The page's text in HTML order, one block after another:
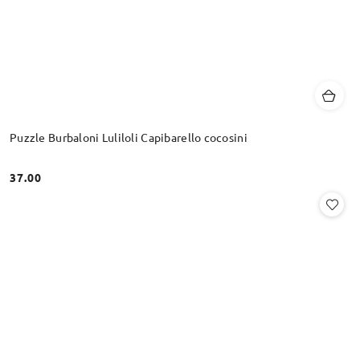
Puzzle Burbaloni Luliloli Capibarello cocosini
Cena:
37.00